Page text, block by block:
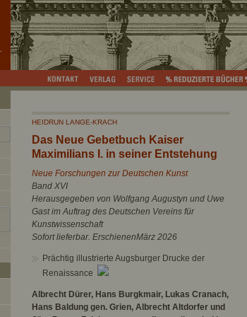
HEIDRUN LANGE-KRACH
Das Neue Gebetbuch Kaiser
Maximilians I. in seiner Entstehung
Neue Forschungen zur Deutschen Kunst
Band XVI
Herausgegeben von Wolfgang Augustyn und Uwe
Gast im Auftrag des Deutschen Vereins für
Kunstwissenschaft
Sofort lieferbar. ErschienenMärz 2026
Prächtig illustrierte Augsburger Drucke der
Renaissance
Albrecht Dürer, Hans Burgkmair, Lukas Cranach,
Hans Baldung gen. Grien, Albrecht Altdorfer und